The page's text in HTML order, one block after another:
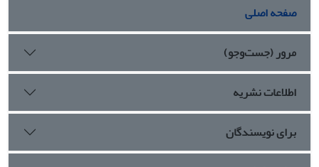
صفحه اصلی
مرور (جست‌وجو)
اطلاعات نشریه
برای نویسندگان